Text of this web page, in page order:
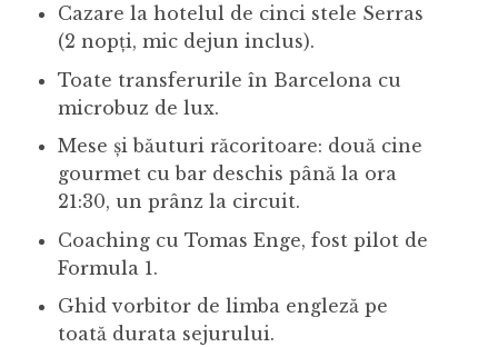
Cazare la hotelul de cinci stele Serras
(2 nopți, mic dejun inclus).
Toate transferurile în Barcelona cu
microbuz de lux.
Mese și băuturi răcoritoare: două cine
gourmet cu bar deschis până la ora
21:30, un prânz la circuit.
Coaching cu Tomas Enge, fost pilot de
Formula 1.
Ghid vorbitor de limba engleză pe
toată durata sejurului.